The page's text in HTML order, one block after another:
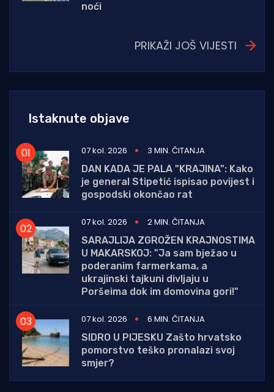
noći
PRIKAŽI JOŠ VIJESTI
Istaknute objave
07 kol. 2026
3 MIN. ČITANJA
DAN KADA JE PALA "KRAJINA": Kako
je general Stipetić ispisao povijest i
gospodski okončao rat
07 kol. 2026
2 MIN. ČITANJA
SARAJLIJA ZGROŽEN KRAJNOSTIMA
U MAKARSKOJ: "Ja sam bježao u
poderanim farmerkama, a
ukrajinski tajkuni divljaju u
Poršeima dok im domovina gori!"
07 kol. 2026
6 MIN. ČITANJA
SIDRO U PIJESKU Zašto hrvatsko
pomorstvo teško pronalazi svoj
smjer?